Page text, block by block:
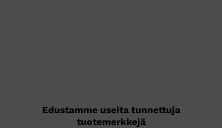
Edustamme useita tunnettuja
tuotemerkkejä